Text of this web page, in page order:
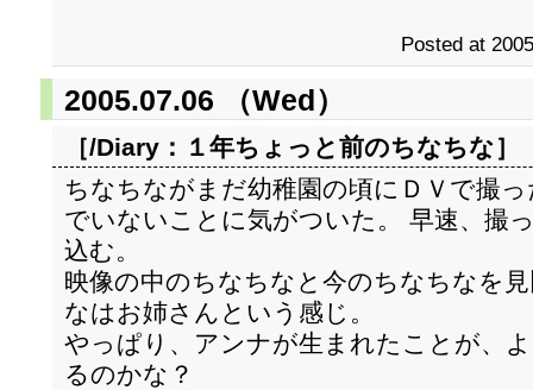
Posted at
2005.07.06 （Wed）
［/Diary： １年ちょっと前のちなちな］
ちなちながまだ幼稚園の頃にＤＶで撮
でいないことに気がついた。 早速、撮
込む。
映像の中のちなちなと今のちなちなを
なはお姉さんという感じ。
やっぱり、アンナが生まれたことが、
るのかな？